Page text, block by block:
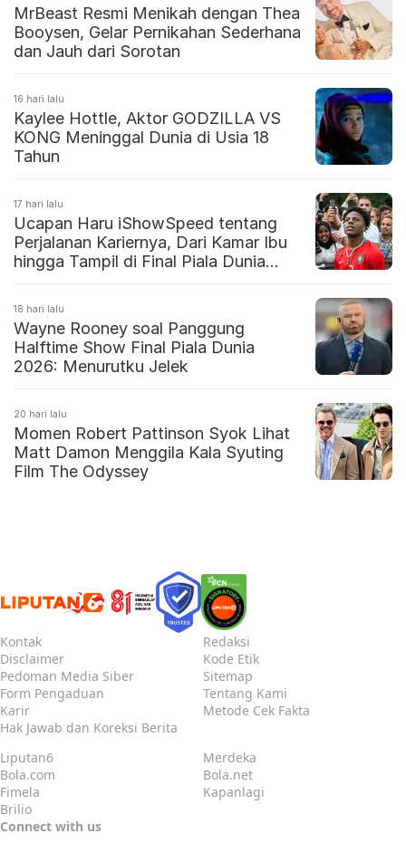
MrBeast Resmi Menikah dengan Thea
Booysen, Gelar Pernikahan Sederhana
dan Jauh dari Sorotan
16 hari lalu
Kaylee Hottle, Aktor GODZILLA VS
KONG Meninggal Dunia di Usia 18
Tahun
17 hari lalu
Ucapan Haru iShowSpeed tentang
Perjalanan Kariernya, Dari Kamar Ibu
hingga Tampil di Final Piala Dunia
18 hari lalu
Wayne Rooney soal Panggung
Halftime Show Final Piala Dunia
2026: Menurutku Jelek
20 hari lalu
Momen Robert Pattinson Syok Lihat
Matt Damon Menggila Kala Syuting
Film The Odyssey
Kontak
Redaksi
Disclaimer
Kode Etik
Pedoman Media Siber
Sitemap
Form Pengaduan
Tentang Kami
Karir
Metode Cek Fakta
Hak Jawab dan Koreksi Berita
Liputan6
Merdeka
Bola.com
Bola.net
Fimela
Kapanlagi
Brilio
Connect with us